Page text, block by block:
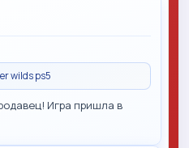
wilds ps5
Игра пришла в